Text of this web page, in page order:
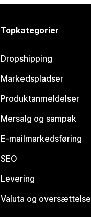
Topkategorier
Dropshipping
Markedspladser
Produktanmeldelser
Mersalg og sampak
E-mailmarkedsføring
SEO
Levering
Valuta og oversættelse